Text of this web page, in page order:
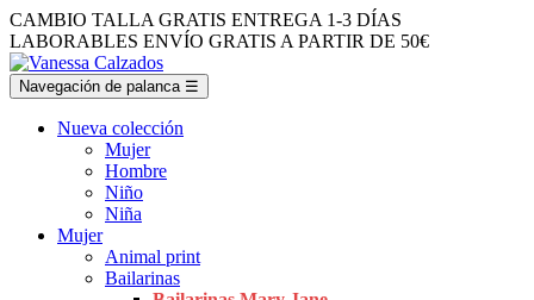
CAMBIO TALLA GRATIS ENTREGA 1-3 DÍAS
LABORABLES ENVÍO GRATIS A PARTIR DE 50€
Navegación de palanca ☰
Nueva colección
Mujer
Hombre
Niño
Niña
Mujer
Animal print
Bailarinas